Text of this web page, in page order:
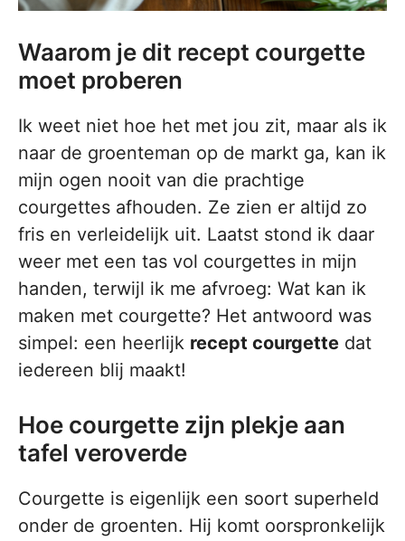
Waarom je dit recept courgette
moet proberen
Ik weet niet hoe het met jou zit, maar als ik
naar de groenteman op de markt ga, kan ik
mijn ogen nooit van die prachtige
courgettes afhouden. Ze zien er altijd zo
fris en verleidelijk uit. Laatst stond ik daar
weer met een tas vol courgettes in mijn
handen, terwijl ik me afvroeg: Wat kan ik
maken met courgette? Het antwoord was
simpel: een heerlijk recept courgette dat
iedereen blij maakt!
Hoe courgette zijn plekje aan
tafel veroverde
Courgette is eigenlijk een soort superheld
onder de groenten. Hij komt oorspronkelijk